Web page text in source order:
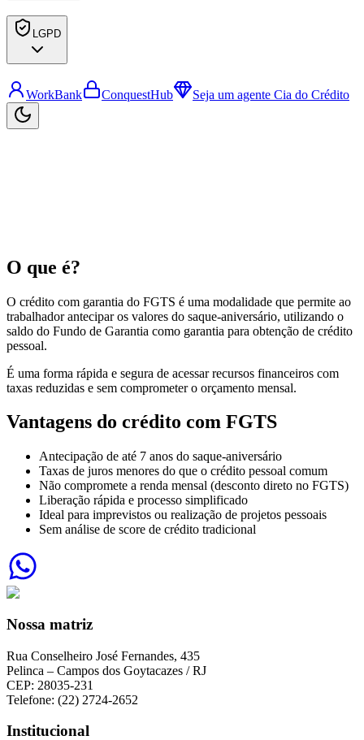
LGPD
WorkBank ConquestHub Seja um agente Cia do Crédito
O que é?
O crédito com garantia do FGTS é uma modalidade que permite ao
trabalhador antecipar os valores do saque-aniversário, utilizando o
saldo do Fundo de Garantia como garantia para obtenção de crédito
pessoal.
É uma forma rápida e segura de acessar recursos financeiros com
taxas reduzidas e sem comprometer o orçamento mensal.
Vantagens do crédito com FGTS
Antecipação de até 7 anos do saque-aniversário
Taxas de juros menores do que o crédito pessoal comum
Não compromete a renda mensal (desconto direto no FGTS)
Liberação rápida e processo simplificado
Ideal para imprevistos ou realização de projetos pessoais
Sem análise de score de crédito tradicional
Nossa matriz
Rua Conselheiro José Fernandes, 435
Pelinca – Campos dos Goytacazes / RJ
CEP: 28035-231
Telefone: (22) 2724-2652
Institucional